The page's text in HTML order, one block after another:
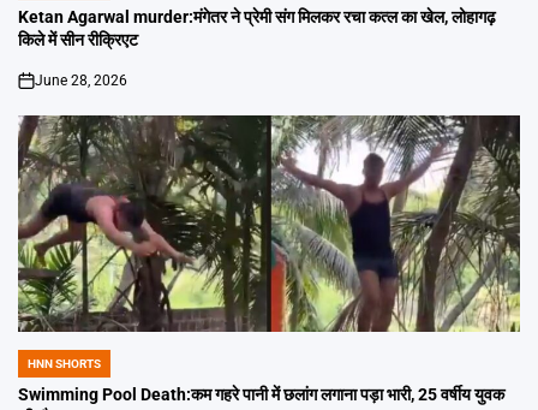
IN
Ketan Agarwal murder:मंगेतर ने प्रेमी संग मिलकर रचा कत्ल का खेल, लोहागढ़
किले में सीन रीक्रिएट
on
June 28, 2026
POSTED
IN
HNN SHORTS
Swimming Pool Death:कम गहरे पानी में छलांग लगाना पड़ा भारी, 25 वर्षीय युवक